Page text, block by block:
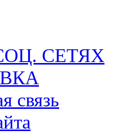
СЕТЯХ
связь